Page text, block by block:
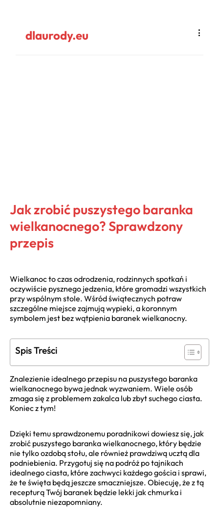
dlaurody.eu
Jak zrobić puszystego baranka
wielkanocnego? Sprawdzony
przepis
Wielkanoc to czas odrodzenia, rodzinnych spotkań i
oczywiście pysznego jedzenia, które gromadzi wszystkich
przy wspólnym stole. Wśród świątecznych potraw
szczególne miejsce zajmują wypieki, a koronnym
symbolem jest bez wątpienia baranek wielkanocny.
Spis Treści
Znalezienie idealnego przepisu na puszystego baranka
wielkanocnego bywa jednak wyzwaniem. Wiele osób
zmaga się z problemem zakalca lub zbyt suchego ciasta.
Koniec z tym!
Dzięki temu sprawdzonemu poradnikowi dowiesz się, jak
zrobić puszystego baranka wielkanocnego, który będzie
nie tylko ozdobą stołu, ale również prawdziwą ucztą dla
podniebienia. Przygotuj się na podróż po tajnikach
idealnego ciasta, które zachwyci każdego gościa i sprawi,
że te święta będą jeszcze smaczniejsze. Obiecuję, że z tą
recepturą Twój baranek będzie lekki jak chmurka i
absolutnie niezapomniany.